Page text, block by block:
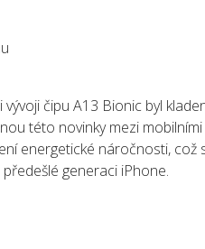
čipu A13 Bionic byl
této novinky mezi
energetické náročnosti,
generaci iPhone.